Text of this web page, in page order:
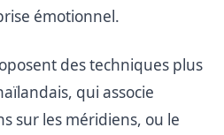
émotionnel.
des techniques plus
qui associe
sur les méridiens, ou le